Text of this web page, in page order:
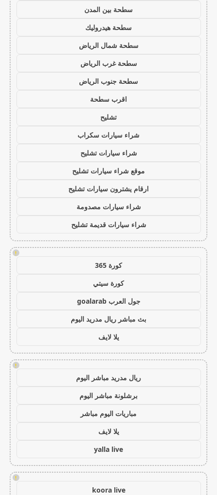
سطحة بين المدن
سطحة هيدروليك
سطحة شمال الرياض
سطحة غرب الرياض
سطحة جنوب الرياض
اقرب سطحة
تشليح
شراء سيارات سكراب
شراء سيارات تشليح
موقع شراء سيارات تشليح
ارقام يشترون سيارات تشليح
شراء سيارات مصدومة
شراء سيارات قديمة تشليح
!
كورة 365
كورة سيتي
جول العرب goalarab
بث مباشر ريال مدريد اليوم
يلا لايف
!
ريال مدريد مباشر اليوم
برشلونة مباشر اليوم
مباريات اليوم مباشر
يلا لايف
yalla live
!
koora live